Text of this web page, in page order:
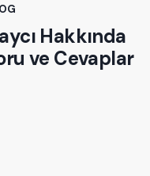
Hakkında
ve Cevaplar